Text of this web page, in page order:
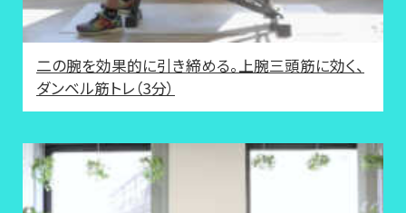
二の腕を効果的に引き締める。上腕三頭筋に効く、
ダンベル筋トレ（3分）